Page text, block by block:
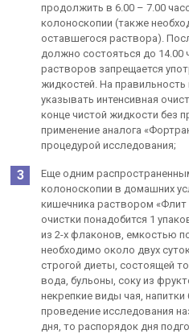
продолжить в 6.00 – 7.00
колоноскопии (также
оставшегося раствора).
должно состояться до 14.00
растворов запрещается
жидкостей. На
указывать интенсивная
конце чистой жидкости без
применение аналога
процедурой исследования;
Еще одним
колоноскопии в домашних
кишечника раствором
очистки понадобится 1
из 2-х флаконов, емкостью
необходимо около двух
строгой диеты, состоящей
вода, бульоны, соку из
некрепкие виды чая, напитки
проведение исследования
дня, то распорядок дня